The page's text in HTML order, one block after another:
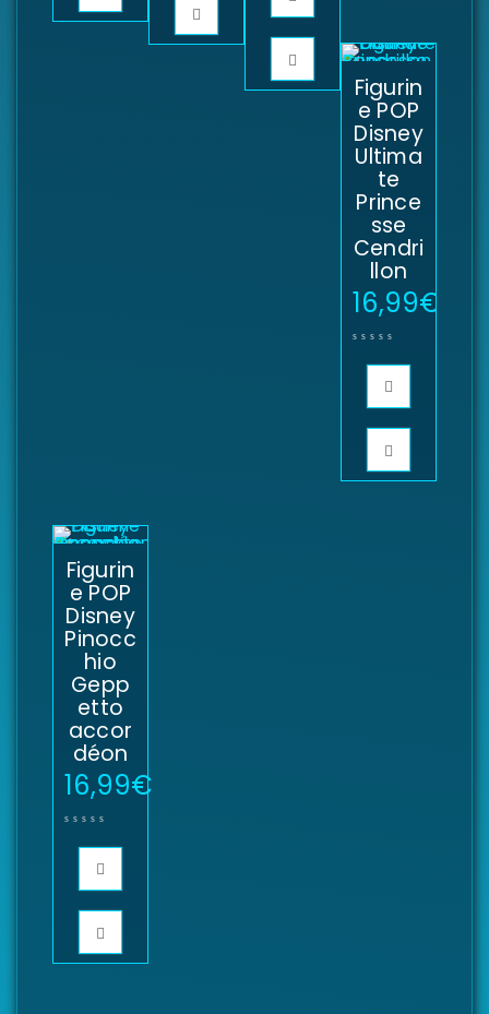
Figurin
e POP
Disney
Ultima
te
Prince
sse
Cendri
llon
16,99€
Figurin
e POP
Disney
Pinocc
hio
Gepp
etto
accor
déon
16,99€